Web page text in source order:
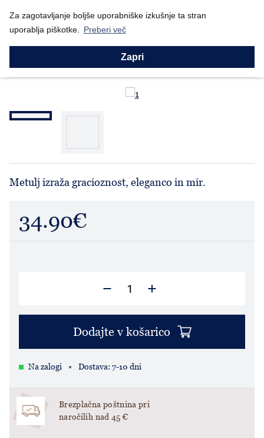
Za zagotavljanje boljše uporabniške izkušnje ta stran
uporablja piškotke.
Preberi več
Zapri
Nazaj
Domov Prodajni program Willow Tree Angel mali: Metulj (...
Angel mali: Metulj (27924)
Metulj izraža gracioznost, eleganco in mir.
34.90€
Dodajte v košarico
Na zalogi Dostava: 7-10 dni
Brezplačna poštnina pri
naročilih nad 45 €